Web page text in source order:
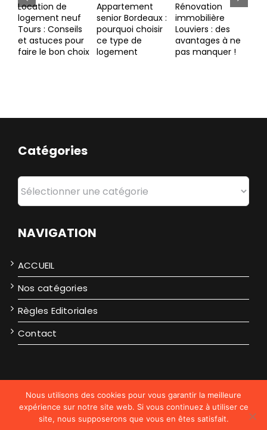
Location de
logement neuf
Tours : Conseils
et astuces pour
faire le bon choix
Appartement
senior Bordeaux :
pourquoi choisir
ce type de
logement
Rénovation
immobilière
Louviers : des
avantages à ne
pas manquer !
Catégories
Catégories
NAVIGATION
ACCUEIL
Nos catégories
Règles Editoriales
Contact
2026
Politique de confidentialité
Nous utilisons des cookies pour vous garantir la meilleure
expérience sur notre site web. Si vous continuez à utiliser ce
site, nous supposerons que vous en êtes satisfait.